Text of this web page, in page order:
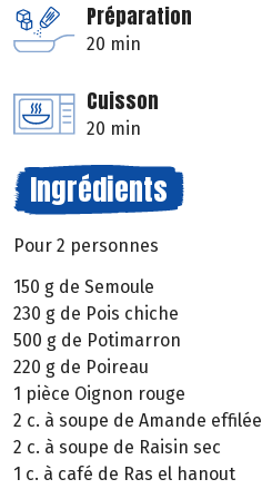
Préparation
20 min
Cuisson
20 min
Ingrédients
Pour 2 personnes
150 g de Semoule
230 g de Pois chiche
500 g de Potimarron
220 g de Poireau
1 pièce Oignon rouge
2 c. à soupe de Amande effilée
2 c. à soupe de Raisin sec
1 c. à café de Ras el hanout